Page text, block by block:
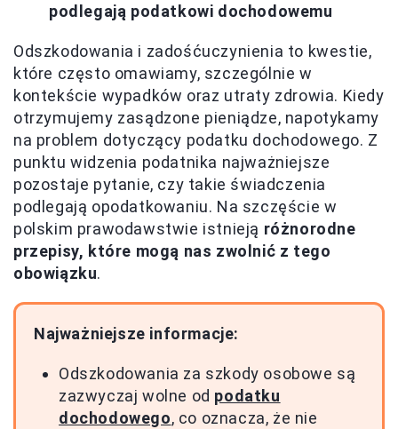
podlegają podatkowi dochodowemu
Odszkodowania i zadośćuczynienia to kwestie,
które często omawiamy, szczególnie w
kontekście wypadków oraz utraty zdrowia. Kiedy
otrzymujemy zasądzone pieniądze, napotykamy
na problem dotyczący podatku dochodowego. Z
punktu widzenia podatnika najważniejsze
pozostaje pytanie, czy takie świadczenia
podlegają opodatkowaniu. Na szczęście w
polskim prawodawstwie istnieją różnorodne
przepisy, które mogą nas zwolnić z tego
obowiązku.
Najważniejsze informacje:
Odszkodowania za szkody osobowe są
zazwyczaj wolne od podatku
dochodowego, co oznacza, że nie